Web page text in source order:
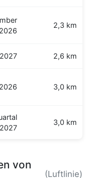
2026
2,3 km
2027 2,6 km
3,0 km
2027
3,0 km
von
(Luftlinie)